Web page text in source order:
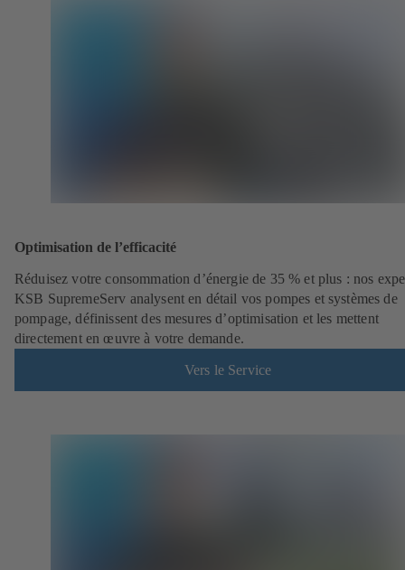
Optimisation de l’efficacité
Réduisez votre consommation d’énergie de 35 % et plus : nos
KSB SupremeServ analysent en détail vos pompes et systèmes de
pompage, définissent des mesures d’optimisation et les mettent
directement en œuvre à votre demande.
Vers le Service